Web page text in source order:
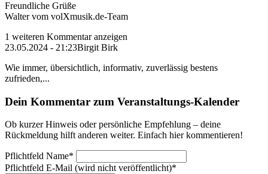
Freundliche Grüße
Walter vom volXmusik.de-Team
1 weiteren Kommentar anzeigen
23.05.2024 - 21:23Birgit Birk
Wie immer, übersichtlich, informativ, zuverlässig bestens
zufrieden,...
Dein Kommentar zum Veranstaltungs-Kalender
Ob kurzer Hinweis oder persönliche Empfehlung – deine
Rückmeldung hilft anderen weiter. Einfach hier kommentieren!
Pflichtfeld Name*
Pflichtfeld E-Mail (wird nicht veröffentlicht)*